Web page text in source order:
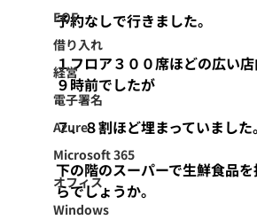
EOF
借り入れ
経営
電子署名
Azure
Microsoft 365
オフィス
Windows
予約なしで行きました。
１フロア３００席ほどの広い
９時前でしたが
７、８割ほど埋まっていました。
下の階のスーパーで生鮮食品
らでしょうか。